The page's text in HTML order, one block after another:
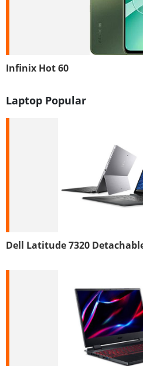
Infinix Hot 60
Laptop Popular
Dell Latitude 7320